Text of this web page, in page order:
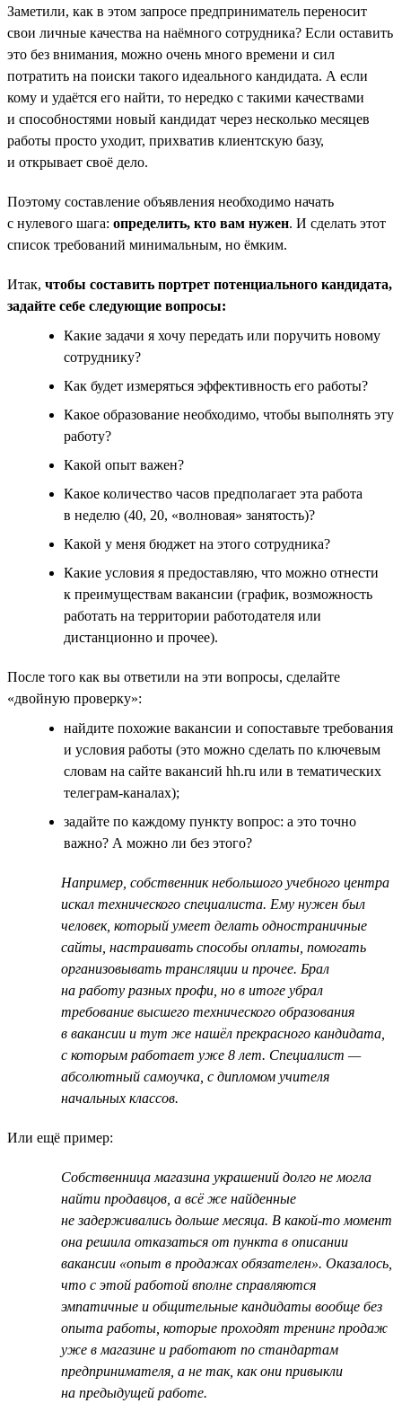
Заметили, как в этом запросе предприниматель переносит
свои личные качества на наёмного сотрудника? Если оставить
это без внимания, можно очень много времени и сил
потратить на поиски такого идеального кандидата. А если
кому и удаётся его найти, то нередко с такими качествами
и способностями новый кандидат через несколько месяцев
работы просто уходит, прихватив клиентскую базу,
и открывает своё дело.
Поэтому составление объявления необходимо начать
с нулевого шага: определить, кто вам нужен. И сделать этот
список требований минимальным, но ёмким.
Итак, чтобы составить портрет потенциального кандидата,
задайте себе следующие вопросы:
Какие задачи я хочу передать или поручить новому
сотруднику?
Как будет измеряться эффективность его работы?
Какое образование необходимо, чтобы выполнять эту
работу?
Какой опыт важен?
Какое количество часов предполагает эта работа
в неделю (40, 20, «волновая» занятость)?
Какой у меня бюджет на этого сотрудника?
Какие условия я предоставляю, что можно отнести
к преимуществам вакансии (график, возможность
работать на территории работодателя или
дистанционно и прочее).
После того как вы ответили на эти вопросы, сделайте
«двойную проверку»:
найдите похожие вакансии и сопоставьте требования
и условия работы (это можно сделать по ключевым
словам на сайте вакансий hh.ru или в тематических
телеграм-каналах);
задайте по каждому пункту вопрос: а это точно
важно? А можно ли без этого?
Например, собственник небольшого учебного центра
искал технического специалиста. Ему нужен был
человек, который умеет делать одностраничные
сайты, настраивать способы оплаты, помогать
организовывать трансляции и прочее. Брал
на работу разных профи, но в итоге убрал
требование высшего технического образования
в вакансии и тут же нашёл прекрасного кандидата,
с которым работает уже 8 лет. Специалист —
абсолютный самоучка, с дипломом учителя
начальных классов.
Или ещё пример:
Собственница магазина украшений долго не могла
найти продавцов, а всё же найденные
не задерживались дольше месяца. В какой-то момент
она решила отказаться от пункта в описании
вакансии «опыт в продажах обязателен». Оказалось,
что с этой работой вполне справляются
эмпатичные и общительные кандидаты вообще без
опыта работы, которые проходят тренинг продаж
уже в магазине и работают по стандартам
предпринимателя, а не так, как они привыкли
на предыдущей работе.